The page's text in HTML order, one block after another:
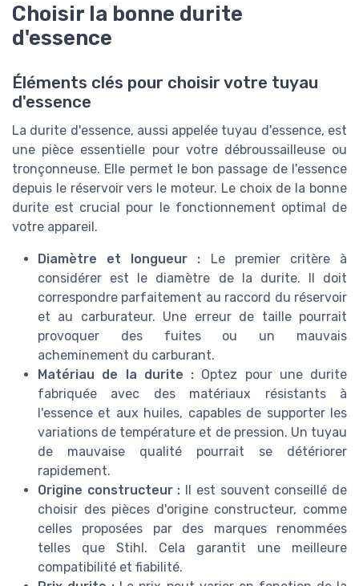
Choisir la bonne durite
d'essence
Éléments clés pour choisir votre tuyau
d'essence
La durite d'essence, aussi appelée tuyau d'essence, est
une pièce essentielle pour votre débroussailleuse ou
tronçonneuse. Elle permet le bon passage de l'essence
depuis le réservoir vers le moteur. Le choix de la bonne
durite est crucial pour le fonctionnement optimal de
votre appareil.
Diamètre et longueur : Le premier critère à
considérer est le diamètre de la durite. Il doit
correspondre parfaitement au raccord du réservoir
et au carburateur. Une erreur de taille pourrait
provoquer des fuites ou un mauvais
acheminement du carburant.
Matériau de la durite : Optez pour une durite
fabriquée avec des matériaux résistants à
l'essence et aux huiles, capables de supporter les
variations de température et de pression. Un tuyau
de mauvaise qualité pourrait se détériorer
rapidement.
Origine constructeur : Il est souvent conseillé de
choisir des pièces d'origine constructeur, comme
celles proposées par des marques renommées
telles que Stihl. Cela garantit une meilleure
compatibilité et fiabilité.